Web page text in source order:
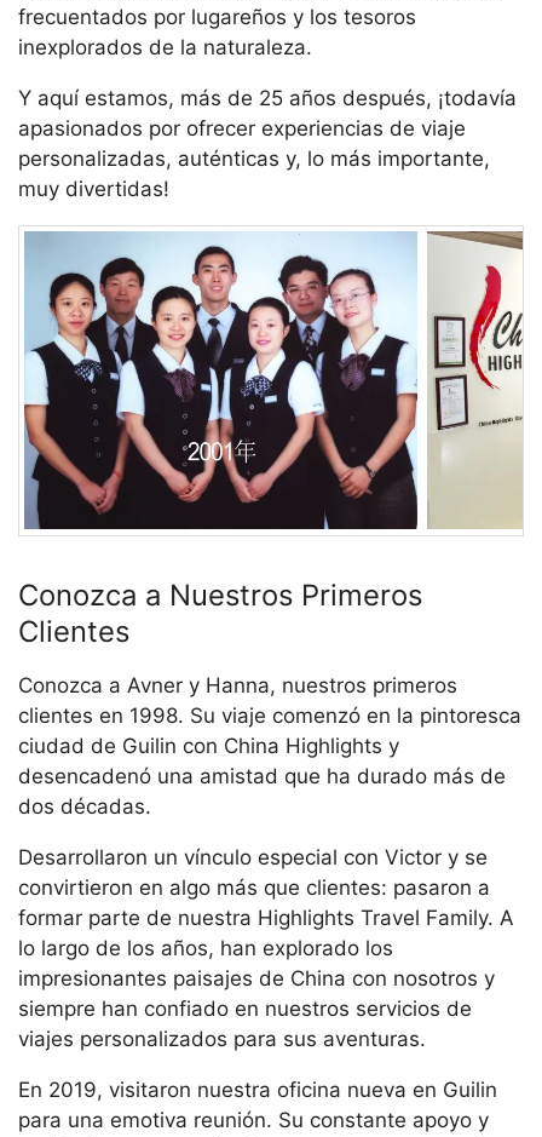
frecuentados por lugareños y los tesoros
inexplorados de la naturaleza.
Y aquí estamos, más de 25 años después, ¡todavía
apasionados por ofrecer experiencias de viaje
personalizadas, auténticas y, lo más importante,
muy divertidas!
Conozca a Nuestros Primeros
Clientes
Conozca a Avner y Hanna, nuestros primeros
clientes en 1998. Su viaje comenzó en la pintoresca
ciudad de Guilin con China Highlights y
desencadenó una amistad que ha durado más de
dos décadas.
Desarrollaron un vínculo especial con Victor y se
convirtieron en algo más que clientes: pasaron a
formar parte de nuestra Highlights Travel Family. A
lo largo de los años, han explorado los
impresionantes paisajes de China con nosotros y
siempre han confiado en nuestros servicios de
viajes personalizados para sus aventuras.
En 2019, visitaron nuestra oficina nueva en Guilin
para una emotiva reunión. Su constante apoyo y